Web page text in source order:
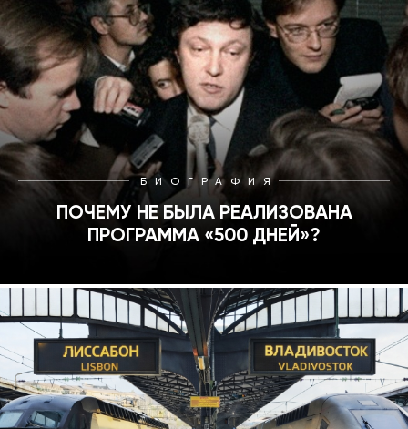
БИОГРАФИЯ
ПОЧЕМУ НЕ БЫЛА РЕАЛИЗОВАНА
ПРОГРАММА «500 ДНЕЙ»?